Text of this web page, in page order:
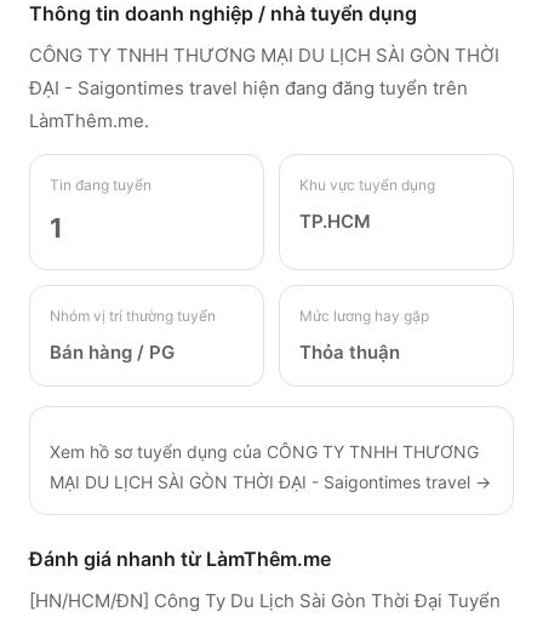
Thông tin doanh nghiệp / nhà tuyển dụng
CÔNG TY TNHH THƯƠNG MẠI DU LỊCH SÀI GÒN THỜI
ĐẠI - Saigontimes travel hiện đang đăng tuyển trên
LàmThêm.me.
Tin đang tuyển
1
Khu vực tuyển dụng
TP.HCM
Nhóm vị trí thường tuyển
Bán hàng / PG
Mức lương hay gặp
Thỏa thuận
Xem hồ sơ tuyển dụng của CÔNG TY TNHH THƯƠNG
MẠI DU LỊCH SÀI GÒN THỜI ĐẠI - Saigontimes travel →
Đánh giá nhanh từ LàmThêm.me
[HN/HCM/ĐN] Công Ty Du Lịch Sài Gòn Thời Đại Tuyển